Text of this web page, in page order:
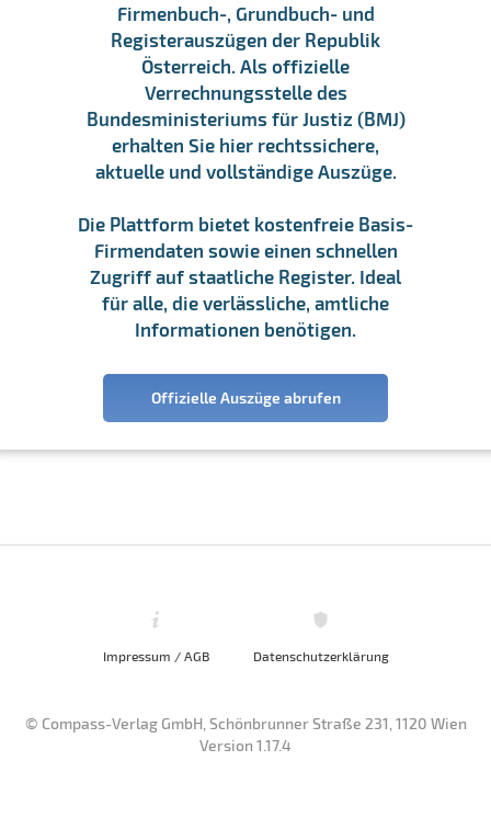
Firmenbuch-, Grundbuch- und
Registerauszügen der Republik
Österreich. Als offizielle
Verrechnungsstelle des
Bundesministeriums für Justiz (BMJ)
erhalten Sie hier rechtssichere,
aktuelle und vollständige Auszüge.
Die Plattform bietet kostenfreie Basis-
Firmendaten sowie einen schnellen
Zugriff auf staatliche Register. Ideal
für alle, die verlässliche, amtliche
Informationen benötigen.
Offizielle Auszüge abrufen
Impressum / AGB Datenschutzerklärung
© Compass-Verlag GmbH, Schönbrunner Straße 231, 1120 Wien
Version 1.17.4